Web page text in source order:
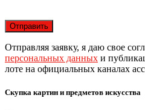
Отправляя заявку, я даю свое
персональных данных и
лоте на официальных каналах
Скупка картин и предметов искусства